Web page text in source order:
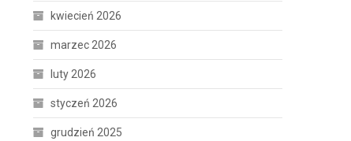
kwiecień 2026
marzec 2026
luty 2026
styczeń 2026
grudzień 2025